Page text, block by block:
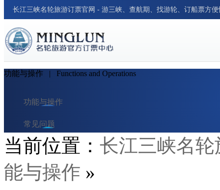
长江三峡名轮旅游订票官网 - 游三峡、查航期、找游轮、订船票方
功能与操作 | Functions and Operations
功能与操作
常见问题
订单与支付
预订指南
当前位置： 长江三峡名
能与操作 »